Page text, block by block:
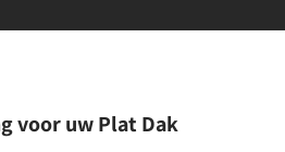
voor uw Plat Dak